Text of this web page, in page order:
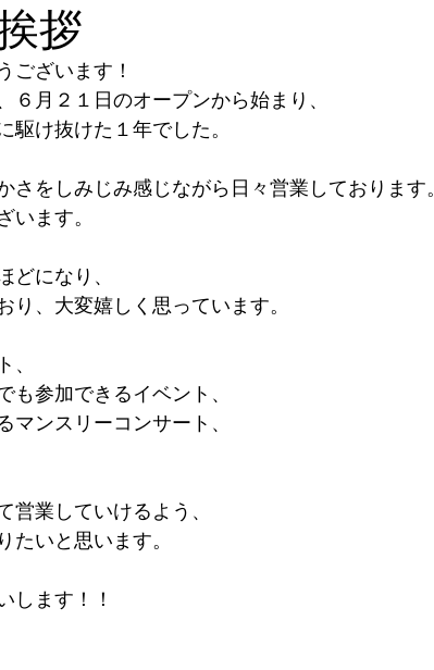
拶
ございます！
６月２１日のオープンから始まり、
け抜けた１年でした。
さをしみじみ感じながら日々営業しております。
ます。
になり、
り、大変嬉しく思っています。
参加できるイベント、
ンスリーコンサート、
業していけるよう、
いと思います。
します！！